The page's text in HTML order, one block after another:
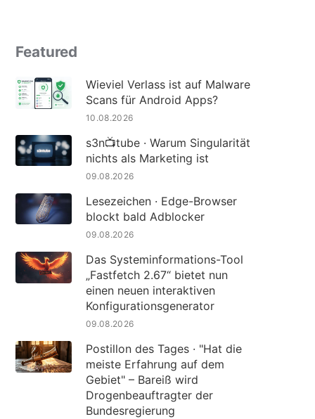
Featured
Wieviel Verlass ist auf Malware
Scans für Android Apps?
10.08.2026
s3n📺tube · Warum Singularität
nichts als Marketing ist
09.08.2026
Lesezeichen · Edge-Browser
blockt bald Adblocker
09.08.2026
Das Systeminformations-Tool
„Fastfetch 2.67“ bietet nun
einen neuen interaktiven
Konfigurationsgenerator
09.08.2026
Postillon des Tages · "Hat die
meiste Erfahrung auf dem
Gebiet" – Bareiß wird
Drogenbeauftragter der
Bundesregierung